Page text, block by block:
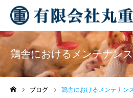
鶏舎におけるメンテナン
ブログ 鶏舎におけるメンテナン